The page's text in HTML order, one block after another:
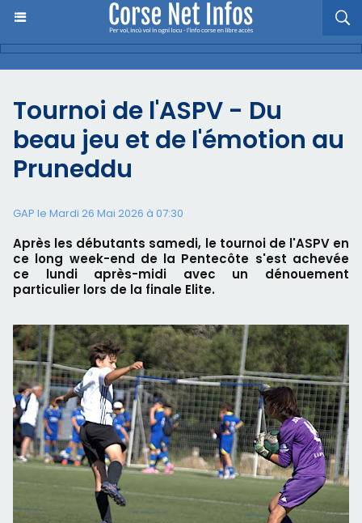
Tournoi de l'ASPV - Du
beau jeu et de l'émotion au
Pruneddu
GAP le Mardi 26 Mai 2026 à 07:30
Après les débutants samedi, le tournoi de l'ASPV en
ce long week-end de la Pentecôte s'est achevée
ce lundi après-midi avec un dénouement
particulier lors de la finale Elite.